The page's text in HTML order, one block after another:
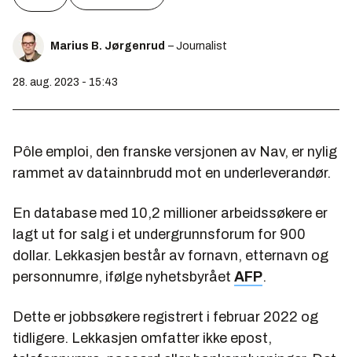
Marius B. Jørgenrud – Journalist
28. aug. 2023 - 15:43
Pôle emploi, den franske versjonen av Nav, er nylig
rammet av datainnbrudd mot en underleverandør.
En database med 10,2 millioner arbeidssøkere er
lagt ut for salg i et undergrunnsforum for 900
dollar. Lekkasjen består av fornavn, etternavn og
personnumre, ifølge nyhetsbyrået AFP.
Dette er jobbsøkere registrert i februar 2022 og
tidligere. Lekkasjen omfatter ikke epost,